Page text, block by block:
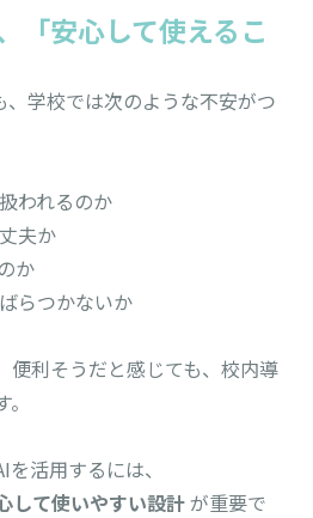
「安心して使えるこ
、学校では次のような不安がつ
われるのか
夫か
か
らつかないか
便利そうだと感じても、校内導
活用するには、
して使いやすい設計が重要で